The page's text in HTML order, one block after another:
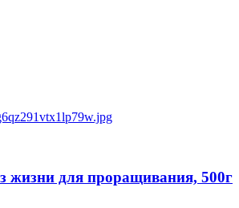
жизни для проращивания, 500г